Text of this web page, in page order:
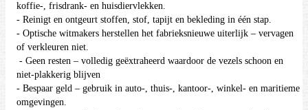
koffie-, frisdrank- en huisdiervlekken.
- Reinigt en ontgeurt stoffen, stof, tapijt en bekleding in één stap.
- Optische witmakers herstellen het fabrieksnieuwe uiterlijk – vervagen
of verkleuren niet.
- Geen resten – volledig geëxtraheerd waardoor de vezels schoon en
niet-plakkerig blijven
- Bespaar geld – gebruik in auto-, thuis-, kantoor-, winkel- en maritieme
omgevingen.